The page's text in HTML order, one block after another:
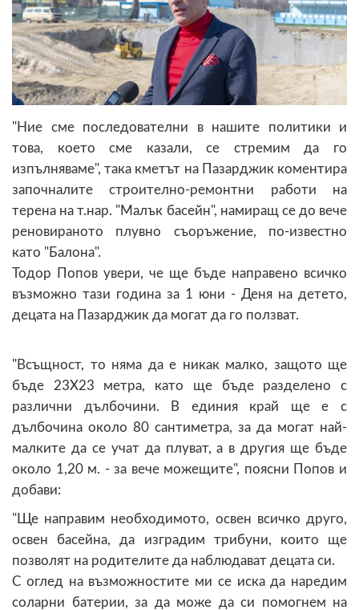
"Ние сме последователни в нашите политики и
това, което сме казали, се стремим да го
изпълняваме", така кметът на Пазарджик коментира
започналите строително-ремонтни работи на
терена на т.нар. "Малък басейн", намиращ се до вече
реновираното плувно съоръжение, по-известно
като "Балона".
Тодор Попов увери, че ще бъде направено всичко
възможно тази година за 1 юни - Деня на детето,
децата на Пазарджик да могат да го ползват.
"Всъщност, то няма да е никак малко, защото ще
бъде 23Х23 метра, като ще бъде разделено с
различни дълбочини. В единия край ще е с
дълбочина около 80 сантиметра, за да могат най-
малките да се учат да плуват, а в другия ще бъде
около 1,20 м. - за вече можещите", поясни Попов и
добави:
"Ще направим необходимото, освен всичко друго,
освен басейна, да изградим трибуни, които ще
позволят на родителите да наблюдават децата си.
С оглед на възможностите ми се иска да наредим
соларни батерии, за да може да си помогнем на